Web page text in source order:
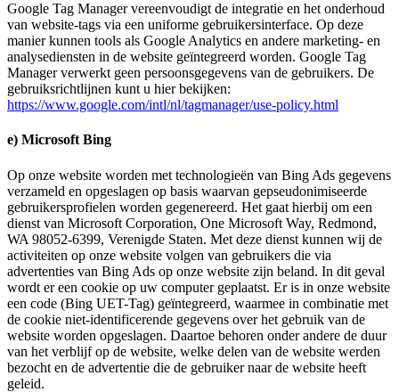
Google Tag Manager vereenvoudigt de integratie en het onderhoud
van website-tags via een uniforme gebruikersinterface. Op deze
manier kunnen tools als Google Analytics en andere marketing- en
analysediensten in de website geïntegreerd worden. Google Tag
Manager verwerkt geen persoonsgegevens van de gebruikers. De
gebruiksrichtlijnen kunt u hier bekijken:
https://www.google.com/intl/nl/tagmanager/use-policy.html
e) Microsoft Bing
Op onze website worden met technologieën van Bing Ads gegevens
verzameld en opgeslagen op basis waarvan gepseudonimiseerde
gebruikersprofielen worden gegenereerd. Het gaat hierbij om een
dienst van Microsoft Corporation, One Microsoft Way, Redmond,
WA 98052-6399, Verenigde Staten. Met deze dienst kunnen wij de
activiteiten op onze website volgen van gebruikers die via
advertenties van Bing Ads op onze website zijn beland. In dit geval
wordt er een cookie op uw computer geplaatst. Er is in onze website
een code (Bing UET-Tag) geïntegreerd, waarmee in combinatie met
de cookie niet-identificerende gegevens over het gebruik van de
website worden opgeslagen. Daartoe behoren onder andere de duur
van het verblijf op de website, welke delen van de website werden
bezocht en de advertentie die de gebruiker naar de website heeft
geleid.